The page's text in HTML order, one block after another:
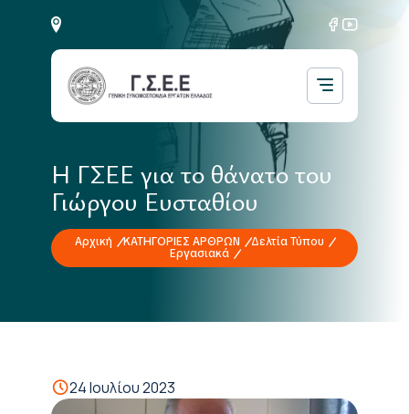
Η ΓΣΕΕ για το θάνατο του
Γιώργου Ευσταθίου
Αρχική ΚΑΤΗΓΟΡΙΕΣ ΑΡΘΡΩΝ
Δελτία Τύπου
Εργασιακά
24 Ιουλίου 2023